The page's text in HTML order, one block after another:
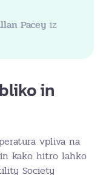
Pacey iz
in
vpliva na
kako hitro lahko
Society